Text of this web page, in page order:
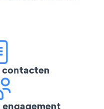
contacten
engagement